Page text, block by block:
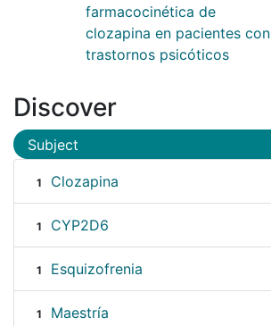
farmacocinética de
clozapina en pacientes con
trastornos psicóticos
Discover
Subject
1 Clozapina
1 CYP2D6
1 Esquizofrenia
1 Maestría